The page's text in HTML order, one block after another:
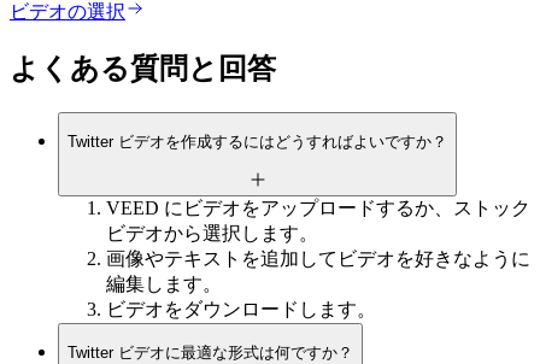
ビデオの選択
よくある質問と回答
Twitter ビデオを作成するにはどうすればよいですか？
VEED にビデオをアップロードするか、ストック
ビデオから選択します。
画像やテキストを追加してビデオを好きなように
編集します。
ビデオをダウンロードします。
Twitter ビデオに最適な形式は何ですか？